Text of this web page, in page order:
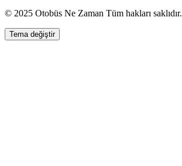
© 2025 Otobüs Ne Zaman Tüm hakları saklıdır.
Tema değiştir